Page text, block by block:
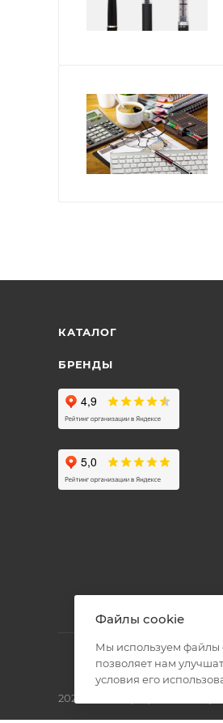
КАТАЛОГ
БРЕНДЫ
2026 © Полиграф кит -
Файлы cookie
Мы используем файлы
позволяет нам
условия его